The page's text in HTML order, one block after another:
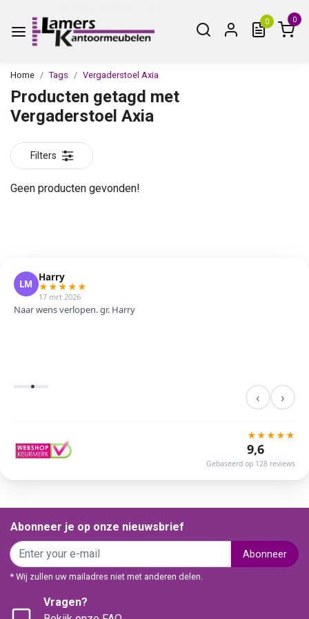
0 0
Home Tags Vergaderstoel Axia
Producten getagd met
Vergaderstoel Axia
Filters
Geen producten gevonden!
LM
Harry
★★★★★
17 mrt 2026
Naar wens verlopen. gr. Harry
‹ ›
★★★★★
9,6
Gebaseerd op 128 reviews
Abonneer je op onze nieuwsbrief
Abonneer
* Wij zullen uw mailadres niet met anderen delen.
Vragen?